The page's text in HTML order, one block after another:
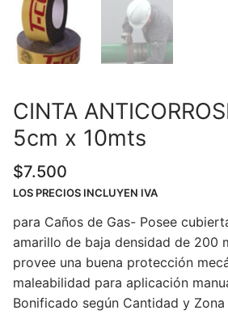
CINTA
5cm x 10mts
$7.500
LOS PRECIOS INCLUYEN IVA
para Caños de Gas- Posee
amarillo de baja densidad de 200
provee una buena protección
maleabilidad para aplicación
Bonificado según Cantidad y Zona